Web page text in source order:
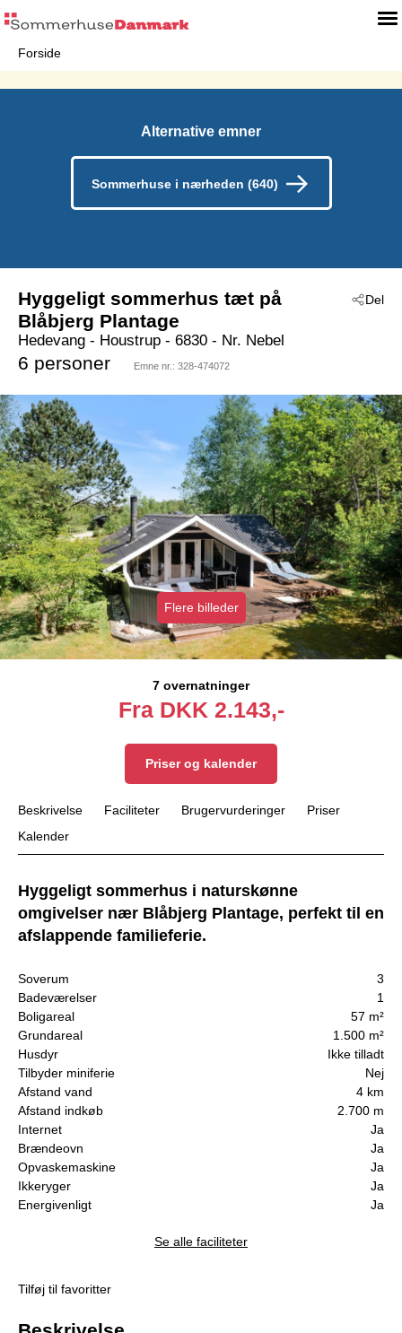
Forside
Alternative emner
Sommerhuse i nærheden (640)
Del
Hyggeligt sommerhus tæt på
Blåbjerg Plantage
Hedevang - Houstrup - 6830 - Nr. Nebel
6 personer Emne nr.: 328-474072
Flere billeder
7 overnatninger
Fra DKK 2.143,-
Priser og kalender
Beskrivelse Faciliteter Brugervurderinger
Priser
Kalender
Hyggeligt sommerhus i naturskønne
omgivelser nær Blåbjerg Plantage, perfekt til en
afslappende familieferie.
Soverum
3
Badeværelser
1
Boligareal
57 m²
Grundareal
1.500 m²
Husdyr
Ikke tilladt
Tilbyder miniferie
Nej
Afstand vand
4 km
Afstand indkøb
2.700 m
Internet
Ja
Brændeovn
Ja
Opvaskemaskine
Ja
Ikkeryger
Ja
Energivenligt
Ja
Se alle faciliteter
Tilføj til favoritter